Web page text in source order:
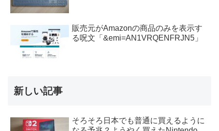
販売元がAmazonの商品のみを表示す
る呪文「&emi=AN1VRQENFRJN5」
新しい記事
そろそろ日本でも普通に買えるように